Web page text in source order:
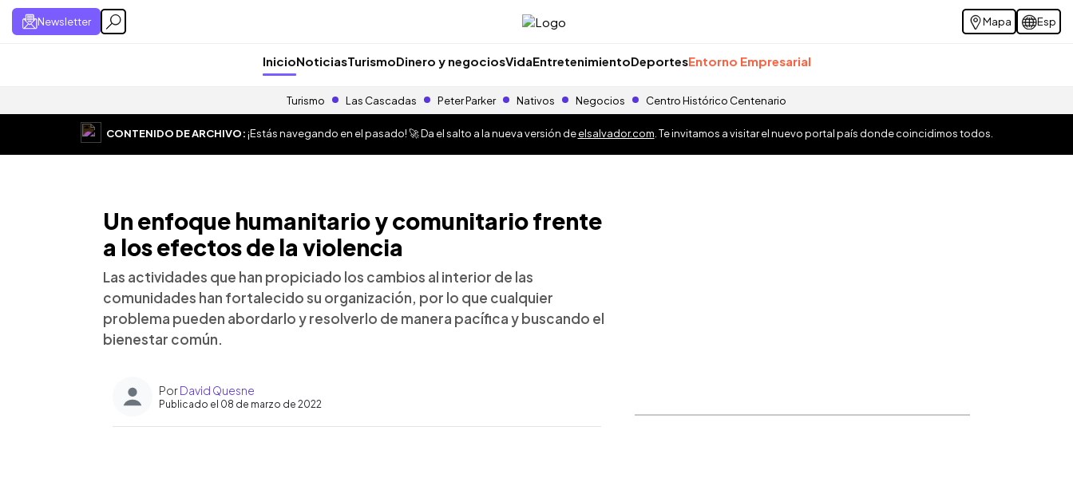
Newsletter Mapa Esp
InicioNoticiasTurismoDinero y negociosVidaEntretenimientoDeportesEntorno Empresarial
Turismo Las Cascadas Peter Parker Nativos Negocios Centro Histórico Centenario
CONTENIDO DE ARCHIVO:¡Estás navegando en el pasado! 🚀 Da el salto a la nueva versión deelsalvador.com . Te invitamos a visitar el nuevo portal país donde coincidimos todos.
Un enfoque humanitario y comunitario frente
a los efectos de la violencia
Las actividades que han propiciado los cambios al interior de las
comunidades han fortalecido su organización, por lo que cualquier
problema pueden abordarlo y resolverlo de manera pacífica y buscando el
bienestar común.
PorDavid Quesne
Publicado el 08 de marzo de 2022